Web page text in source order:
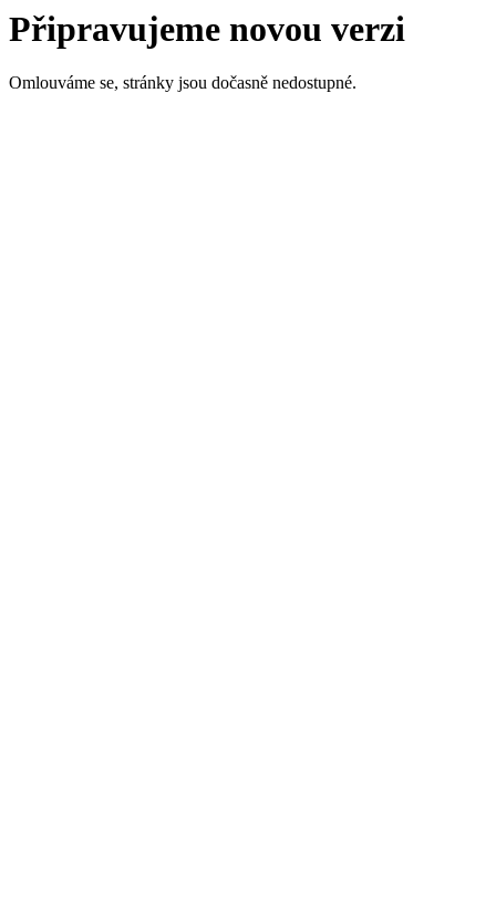
Připravujeme novou verzi
Omlouváme se, stránky jsou dočasně nedostupné.